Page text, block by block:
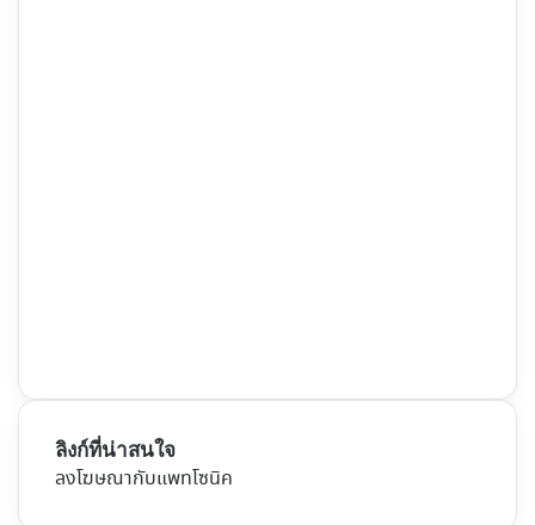
ลิงก์ที่น่าสนใจ
ลงโฆษณากับแพทโซนิค